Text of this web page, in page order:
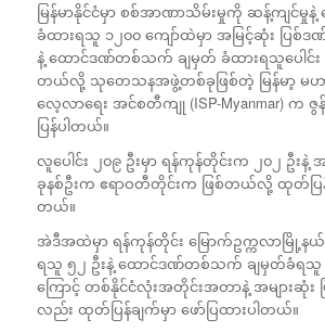
မြန်မာနိုင်ငံမှာ စစ်အာဏာသိမ်းမှုကို ဆန့်ကျင်မှု
ခံထားရသူ ၁၂၀၀ ကျော်ထဲမှာ အမြင့်ဆုံး ပြ
နဲ့ ထောင်ဒဏ်တစ်သက် ချမှတ် ခံထားရသူပေါင်း
တယ်လို့ သုတေသနအဖွဲ့တစ်ခုဖြစ်တဲ့ မြန်မာ့ မဟာ
လေ့လာရေး အင်စတီကျု (ISP-Myanmar) က
ပြန်ပါတယ်။
လူပေါင်း ၂၀၉ ဦးမှာ ရန်ကုန်တိုင်းက ၂၀၂ ဦးနဲ့ အ
ခုနစ်ဦးက ဧရာဝတီတိုင်းက ဖြစ်တယ်လို့ ထုတ်ပြန်
တယ်။
အဲဒီအထဲမှာ ရန်ကုန်တိုင်း မြောက်ဥက္ကလာမြို့န
ရသူ ၅၂ ဦးနဲ့ ထောင်ဒဏ်တစ်သက် ချမှတ်ခံရသူ
ကြောင့် တစ်နိုင်ငံလုံးအတိုင်းအတာနဲ့ အများဆုံ
လည်း ထုတ်ပြန်ချက်မှာ ဖော်ပြထားပါတယ်။